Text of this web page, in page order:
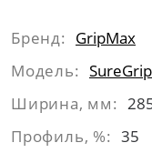
Бренд:
GripMax
Модель:
Ширина, мм:
Профиль, %: 35